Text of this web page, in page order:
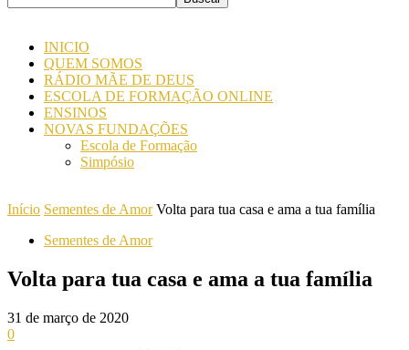
INICIO
QUEM SOMOS
RÁDIO MÃE DE DEUS
ESCOLA DE FORMAÇÃO ONLINE
ENSINOS
NOVAS FUNDAÇÕES
Escola de Formação
Simpósio
Início Sementes de Amor Volta para tua casa e ama a tua família
Sementes de Amor
Volta para tua casa e ama a tua família
31 de março de 2020
0